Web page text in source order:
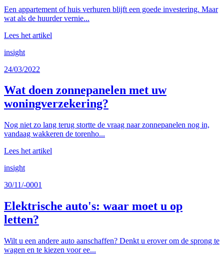
Een appartement of huis verhuren blijft een goede investering. Maar
wat als de huurder vernie...
Lees het artikel
insight
24/03/2022
Wat doen zonnepanelen met uw
woningverzekering?
Nog niet zo lang terug stortte de vraag naar zonnepanelen nog in,
vandaag wakkeren de torenho...
Lees het artikel
insight
30/11/-0001
Elektrische auto's: waar moet u op
letten?
Wilt u een andere auto aanschaffen? Denkt u erover om de sprong te
wagen en te kiezen voor ee...